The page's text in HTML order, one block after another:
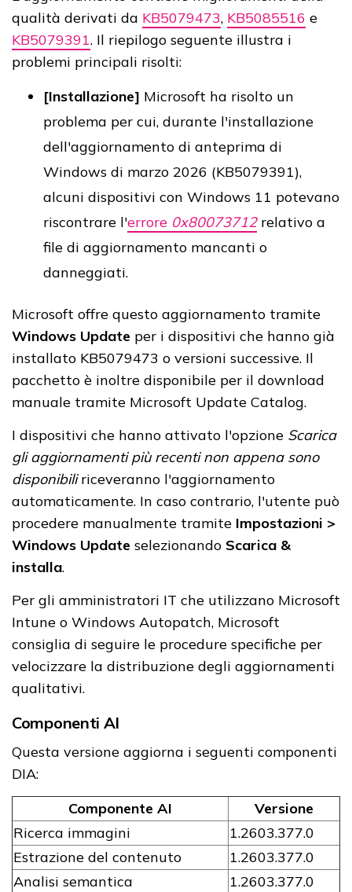
qualità derivati da KB5079473, KB5085516 e
KB5079391. Il riepilogo seguente illustra i
problemi principali risolti:
[Installazione] Microsoft ha risolto un
problema per cui, durante l'installazione
dell'aggiornamento di anteprima di
Windows di marzo 2026 (KB5079391),
alcuni dispositivi con Windows 11 potevano
riscontrare l'errore 0x80073712relativo a
file di aggiornamento mancanti o
danneggiati.
Microsoft offre questo aggiornamento tramite
Windows Update per i dispositivi che hanno già
installato KB5079473 o versioni successive. Il
pacchetto è inoltre disponibile per il download
manuale tramite Microsoft Update Catalog.
I dispositivi che hanno attivato l'opzione Scarica
gli aggiornamenti più recenti non appena sono
disponibiliriceveranno l'aggiornamento
automaticamente. In caso contrario, l'utente può
procedere manualmente tramite Impostazioni >
Windows Update selezionando Scarica &
installa.
Per gli amministratori IT che utilizzano Microsoft
Intune o Windows Autopatch, Microsoft
consiglia di seguire le procedure specifiche per
velocizzare la distribuzione degli aggiornamenti
qualitativi.
Componenti AI
Questa versione aggiorna i seguenti componenti
DIA:
Componente AI
Versione
Ricerca immagini
1.2603.377.0
Estrazione del contenuto
1.2603.377.0
Analisi semantica
1.2603.377.0